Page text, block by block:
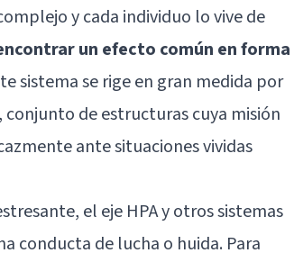
y cada individuo lo vive de
un efecto común en forma
sistema se rige en gran medida por
de estructuras cuya misión
ante situaciones vividas
el eje HPA y otros sistemas
conducta de lucha o huida. Para